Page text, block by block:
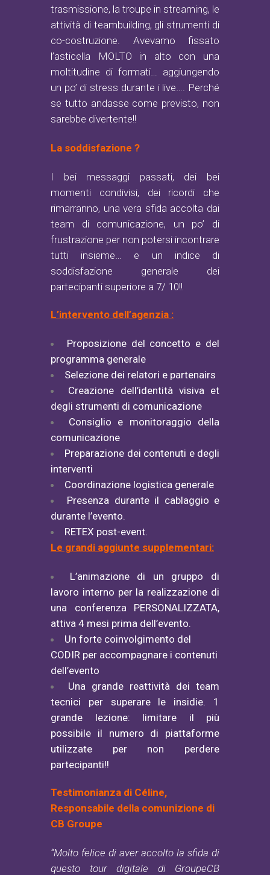
trasmissione, la troupe in streaming, le
attività di teambuilding, gli strumenti di
co-costruzione. Avevamo fissato
l’asticella MOLTO in alto con una
moltitudine di formati… aggiungendo
un po’ di stress durante i live…. Perché
se tutto andasse come previsto, non
sarebbe divertente!!
La soddisfazione ?
I bei messaggi passati, dei bei
momenti condivisi, dei ricordi che
rimarranno, una vera sfida accolta dai
team di comunicazione, un po’ di
frustrazione per non potersi incontrare
tutti insieme… e un indice di
soddisfazione generale dei
partecipanti superiore a 7/ 10!!
L’intervento dell’agenzia :
Proposizione del concetto e del
programma generale
Selezione dei relatori e partenairs
Creazione dell’identità visiva et
degli strumenti di comunicazione
Consiglio e monitoraggio della
comunicazione
Preparazione dei contenuti e degli
interventi
Coordinazione logistica generale
Presenza durante il cablaggio e
durante l’evento.
RETEX post-event.
Le grandi aggiunte supplementari:
L’animazione di un gruppo di
lavoro interno per la realizzazione di
una conferenza PERSONALIZZATA,
attiva 4 mesi prima dell’evento.
Un forte coinvolgimento del
CODIR per accompagnare i contenuti
dell’evento
Una grande reattività dei team
tecnici per superare le insidie. 1
grande lezione: limitare il più
possibile il numero di piattaforme
utilizzate per non perdere
partecipanti!!
Testimonianza di Céline,
Responsabile della comunizione di
CB Groupe
“Molto felice di aver accolto la sfida di
questo tour digitale di GroupeCB